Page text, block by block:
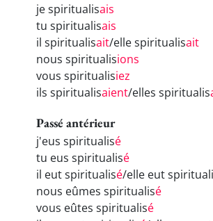
je spiritualisais
tu spiritualisais
il spiritualisait/elle spiritualisait
nous spiritualisions
vous spiritualisiez
ils spiritualisaient/elles spiritualis
Passé antérieur
j'eus spiritualisé
tu eus spiritualisé
il eut spiritualisé/elle eut
nous eûmes spiritualisé
vous eûtes spiritualisé